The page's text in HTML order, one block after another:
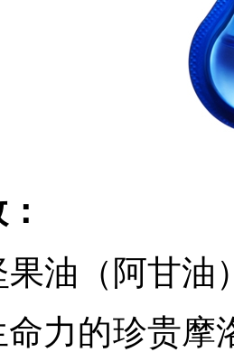
果油（阿甘油
力的珍贵摩